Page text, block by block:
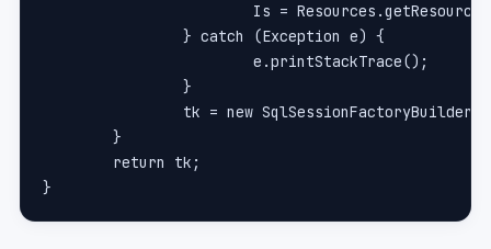
Is =
		} catch (Exception e) {
			e.printStackTrace();
		}
tk = new
	}
	return tk;
}